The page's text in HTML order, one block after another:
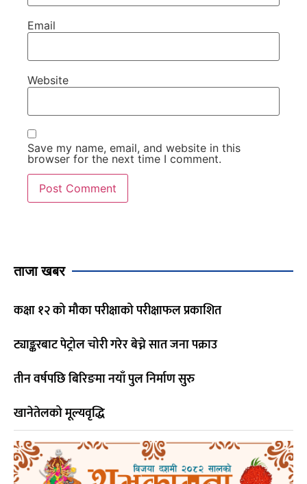
Email
Website
Save my name, email, and website in this
browser for the next time I comment.
ताजा खबर
कक्षा १२ को मौका परीक्षाको परीक्षाफल प्रकाशित
ट्याङ्करबाट पेट्रोल चोरी गरेर बेच्ने सात जना पक्राउ
तीन वर्षपछि बिरिङमा नयाँ पुल निर्माण सुरु
खानेतेलको मूल्यवृद्धि